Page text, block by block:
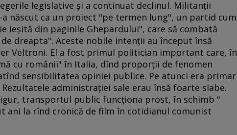
legislative şi a continuat declinul. Militanţii
născut ca un proiect "pe termen lung", un partid cum
ieşită din paginile Ghepardului", care să combată
dreapta". Aceste nobile intenţii au început însă
Veltroni. El a fost primul politician important care, în
cu românii" în Italia, dînd proporţii de fenomen
sensibilitatea opiniei publice. Pe atunci era primar
administraţiei sale erau însă foarte slabe.
transportul public funcţiona prost, în schimb "
ani la rînd cronică de film în cotidianul comunist